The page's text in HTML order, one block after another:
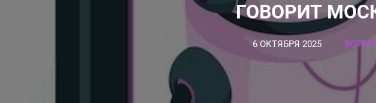
ГОВОРИТ
6 ОКТЯБРЯ 2025